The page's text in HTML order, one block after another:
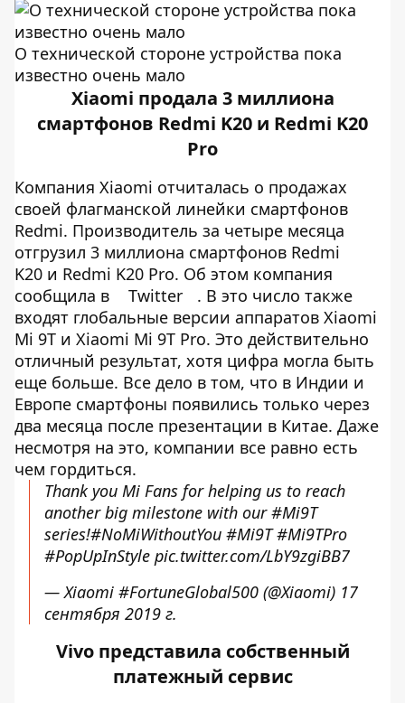
О технической стороне устройства пока
известно очень мало
Xiaomi продала 3 миллиона
смартфонов Redmi K20 и Redmi K20
Pro
Компания Xiaomi отчиталась о продажах
своей флагманской линейки смартфонов
Redmi. Производитель за четыре месяца
отгрузил 3 миллиона смартфонов Redmi
K20 и Redmi K20 Pro. Об этом компания
сообщила в
Twitter
. В это число также
входят глобальные версии аппаратов Xiaomi
Mi 9T и Xiaomi Mi 9T Pro. Это действительно
отличный результат, хотя цифра могла быть
еще больше. Все дело в том, что в Индии и
Европе смартфоны появились только через
два месяца после презентации в Китае. Даже
несмотря на это, компании все равно есть
чем гордиться.
Thank you Mi Fans for helping us to reach
another big milestone with our#Mi9T
series!#NoMiWithoutYou #Mi9T #Mi9TPro
#PopUpInStyle pic.twitter.com/LbY9zgiBB7
— Xiaomi #FortuneGlobal500 (@Xiaomi) 17
сентября 2019 г.
Vivo представила собственный
платежный сервис